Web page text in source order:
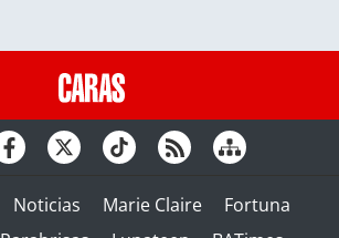
Noticias Marie Claire
Fortuna